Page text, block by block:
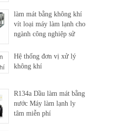
làm mát bằng không khí
vít loại máy làm lạnh cho
ngành công nghiệp sử
Hệ thống đơn vị xử lý
không khí
R134a Dầu làm mát bằng
nước Máy làm lạnh ly
tâm miễn phí